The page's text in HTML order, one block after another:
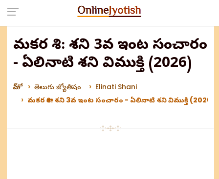
మకర రాశి: శని 3వ ఇంట సంచారం
- ఏలినాటి శని విముక్తి (2026)
హోమ్ తెలుగు జ్యోతిషం
Elinati Shani
మకర రాశి: శని 3వ ఇంట సంచారం - ఏలినాటి శని విముక్తి (2026)